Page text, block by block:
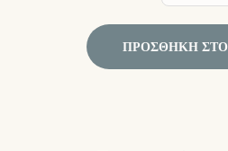
ΠΡΟΣΘΉΚΗ ΣΤΟ